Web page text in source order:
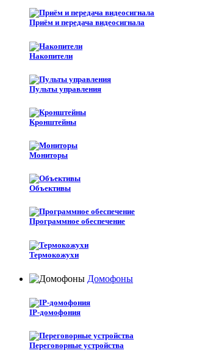
Приём и передача видеосигнала
Накопители
Пульты управления
Кронштейны
Мониторы
Объективы
Программное обеспечение
Термокожухи
Домофоны
IP-домофония
Переговорные устройства